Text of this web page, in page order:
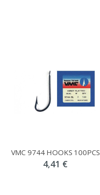
VMC 9744 HOOKS 100PCS
4,41 €